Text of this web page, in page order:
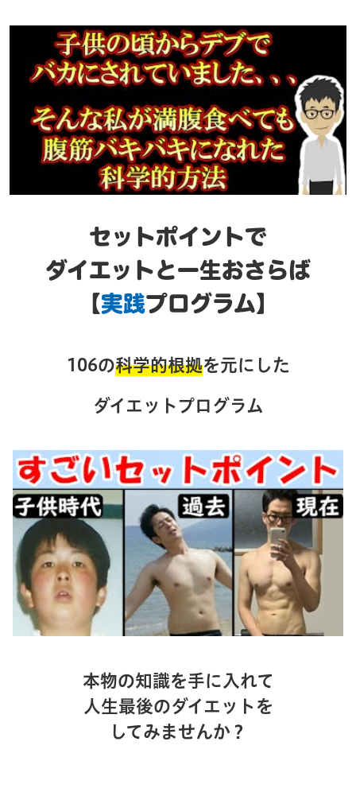
セットポイントで
ダイエットと一生おさらば
【実践プログラム】
106の科学的根拠を元にした
ダイエットプログラム
本物の知識を手に入れて
人生最後のダイエットを
してみませんか？